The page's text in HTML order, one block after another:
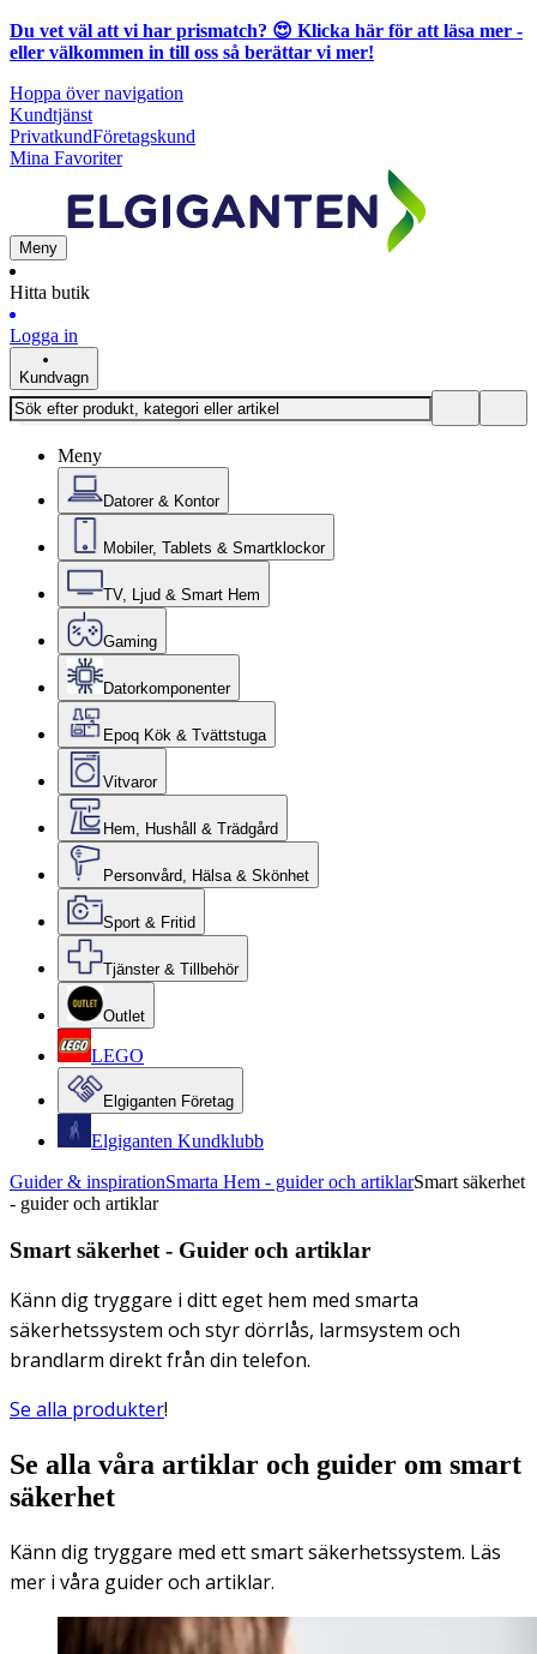
Du vet väl att vi har prismatch? 😍 Klicka här för att läsa mer -
eller välkommen in till oss så berättar vi mer!
Hoppa över navigation
Kundtjänst
PrivatkundFöretagskund
Mina Favoriter
Meny
Hitta butik
Logga in
Kundvagn
Meny
Datorer & Kontor
Mobiler, Tablets & Smartklockor
TV, Ljud & Smart Hem
Gaming
Datorkomponenter
Epoq Kök & Tvättstuga
Vitvaror
Hem, Hushåll & Trädgård
Personvård, Hälsa & Skönhet
Sport & Fritid
Tjänster & Tillbehör
Outlet
LEGO
Elgiganten Företag
Elgiganten Kundklubb
Guider & inspirationSmarta Hem - guider och artiklarSmart säkerhet
- guider och artiklar
Smart säkerhet - Guider och artiklar
Känn dig tryggare i ditt eget hem med smarta
säkerhetssystem och styr dörrlås, larmsystem och
brandlarm direkt från din telefon.
Se alla produkter!
Se alla våra artiklar och guider om smart
säkerhet
Känn dig tryggare med ett smart säkerhetssystem. Läs
mer i våra guider och artiklar.